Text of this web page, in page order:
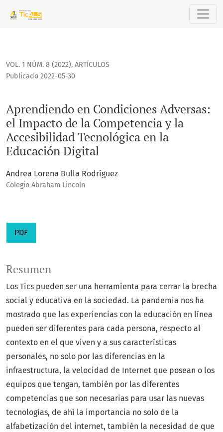
Aprendiendo en Condiciones Adversas: el Impacto de la
VOL. 1 NÚM. 8 (2022), ARTÍCULOS
Aprendiendo en Condiciones Adversas:
el Impacto de la Competencia y la
Accesibilidad Tecnológica en la
Educación Digital
Publicado 2022-05-30
Andrea Lorena Bulla Rodríguez
Colegio Abraham Lincoln
PDF
Resumen
Los Tics pueden ser una herramienta para cerrar la brecha
social y educativa en la sociedad. La pandemia nos ha
mostrado que las experiencias con la educación en línea
pueden ser diferentes para cada persona, respecto al
contexto en el que viven y a sus características
personales, no solo por las diferencias en la
infraestructura, la velocidad de Internet que posean o los
equipos que tengan, también por las diferentes
competencias que son necesarias para usar las nuevas
tecnologías, de ahí la importancia no solo de la
alfabetización del internet, también la necesidad de que